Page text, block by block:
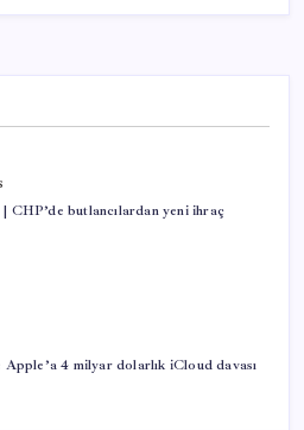
CHP’de butlancılardan yeni ihraç
4 milyar dolarlık iCloud davası